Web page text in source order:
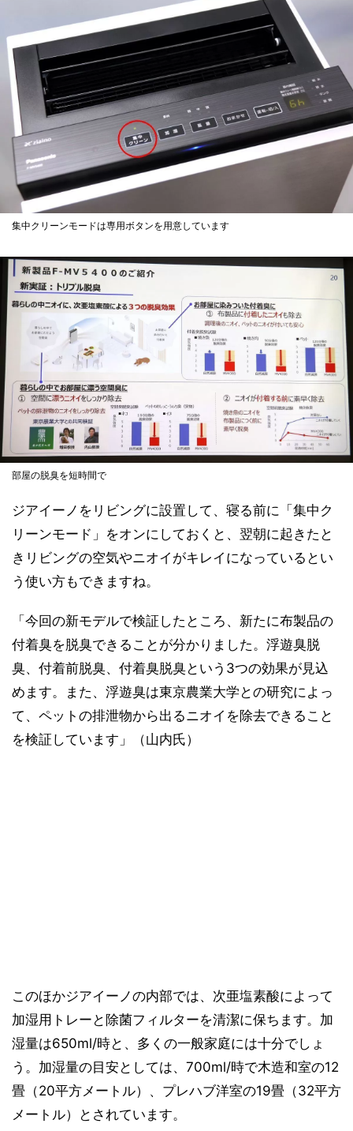
集中クリーンモードは専用ボタンを用意しています
部屋の脱臭を短時間で
ジアイーノをリビングに設置して、寝る前に「集中ク
リーンモード」をオンにしておくと、翌朝に起きたと
きリビングの空気やニオイがキレイになっているとい
う使い方もできますね。
「今回の新モデルで検証したところ、新たに布製品の
付着臭を脱臭できることが分かりました。浮遊臭脱
臭、付着前脱臭、付着臭脱臭という3つの効果が見込
めます。また、浮遊臭は東京農業大学との研究によっ
て、ペットの排泄物から出るニオイを除去できること
を検証しています」（山内氏）
このほかジアイーノの内部では、次亜塩素酸によって
加湿用トレーと除菌フィルターを清潔に保ちます。加
湿量は650ml/時と、多くの一般家庭には十分でしょ
う。加湿量の目安としては、700ml/時で木造和室の12
畳（20平方メートル）、プレハブ洋室の19畳（32平方
メートル）とされています。